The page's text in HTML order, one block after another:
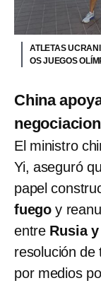
ATLETAS
OS JUEGOS
China
El ministro
Yi, aseguró
papel
fuego y
entre Rusia
resolución de
por medios